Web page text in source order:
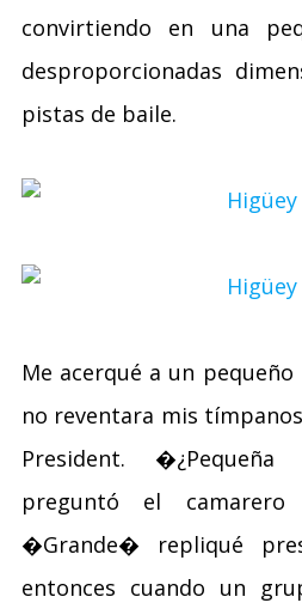
convirtiendo en una
desproporcionadas
pistas de baile.
Me acerqué a un
no reventara mis
President.
preguntó el
�Grande� repliqué
entonces cuando un